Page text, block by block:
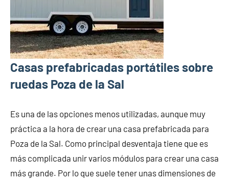
Casas prefabricadas portátiles sobre
ruedas Poza de la Sal
Es una de las opciones menos utilizadas, aunque muy
práctica a la hora de crear una casa prefabricada para
Poza de la Sal. Como principal desventaja tiene que es
más complicada unir varios módulos para crear una casa
más grande. Por lo que suele tener unas dimensiones de